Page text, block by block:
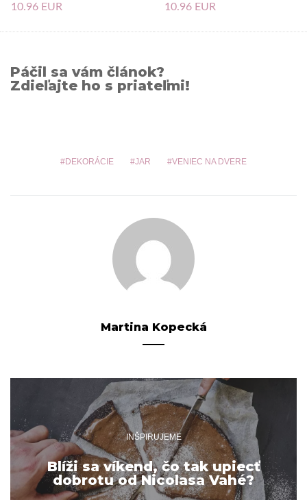
10.96 EUR 10.96 EUR
Páčil sa vám článok?
Zdieľajte ho s priateľmi!
DEKORÁCIE JAR VENIEC NA DVERE
Martina Kopecká
INŠPIRUJEME
Blíži sa víkend, čo tak upiecť
dobrotu od Nicolasa Vahé?